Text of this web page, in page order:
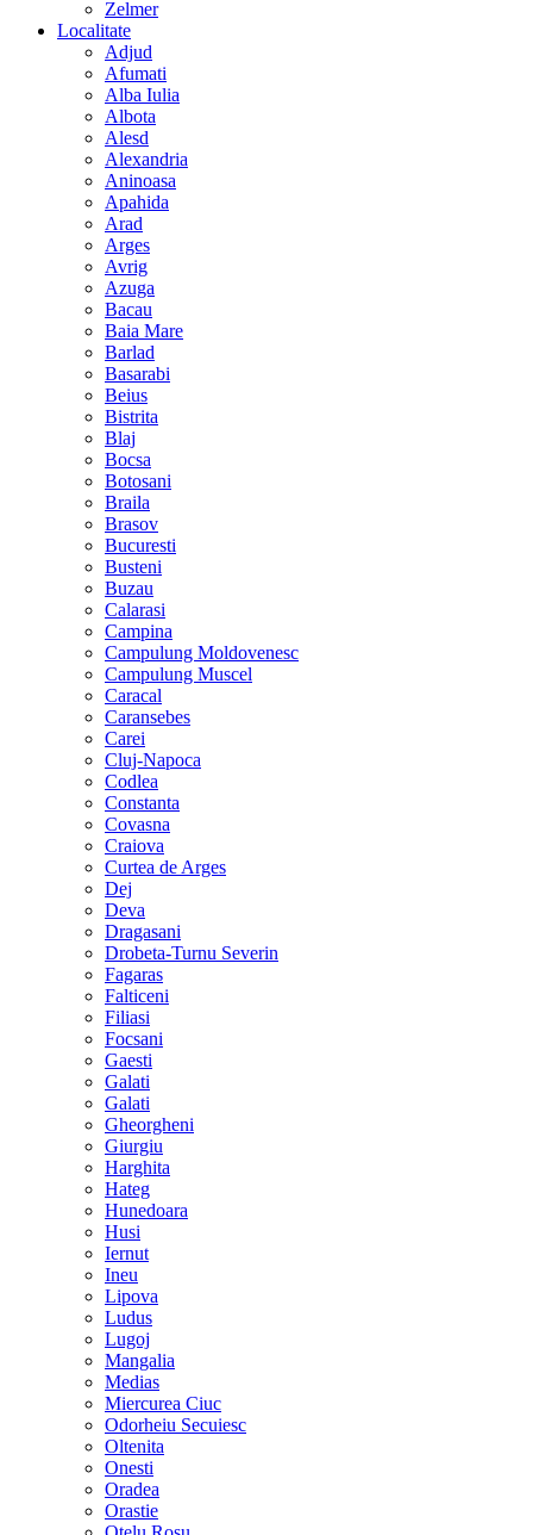
Zelmer
Localitate
Adjud
Afumati
Alba Iulia
Albota
Alesd
Alexandria
Aninoasa
Apahida
Arad
Arges
Avrig
Azuga
Bacau
Baia Mare
Barlad
Basarabi
Beius
Bistrita
Blaj
Bocsa
Botosani
Braila
Brasov
Bucuresti
Busteni
Buzau
Calarasi
Campina
Campulung Moldovenesc
Campulung Muscel
Caracal
Caransebes
Carei
Cluj-Napoca
Codlea
Constanta
Covasna
Craiova
Curtea de Arges
Dej
Deva
Dragasani
Drobeta-Turnu Severin
Fagaras
Falticeni
Filiasi
Focsani
Gaesti
Galati
Galati
Gheorgheni
Giurgiu
Harghita
Hateg
Hunedoara
Husi
Iernut
Ineu
Lipova
Ludus
Lugoj
Mangalia
Medias
Miercurea Ciuc
Odorheiu Secuiesc
Oltenita
Onesti
Oradea
Orastie